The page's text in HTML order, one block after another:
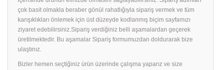
çok basit olmakla beraber gönül rahatlığıyla sipariş vermek ve tüm
karışıklıkları önlemek için üst düzeyde kodlanmış biçim sayfamızı
ziyaret edebilirsiniz.Sipariş verdiğiniz belli aşamalardan geçerek
üretilmektedir. Bu aşamalar Sipariş formumuzdan doldurarak bize
ulaştınız.
Bizler hemen seçtiğiniz ürün üzerinde çalışma yaparız ve size